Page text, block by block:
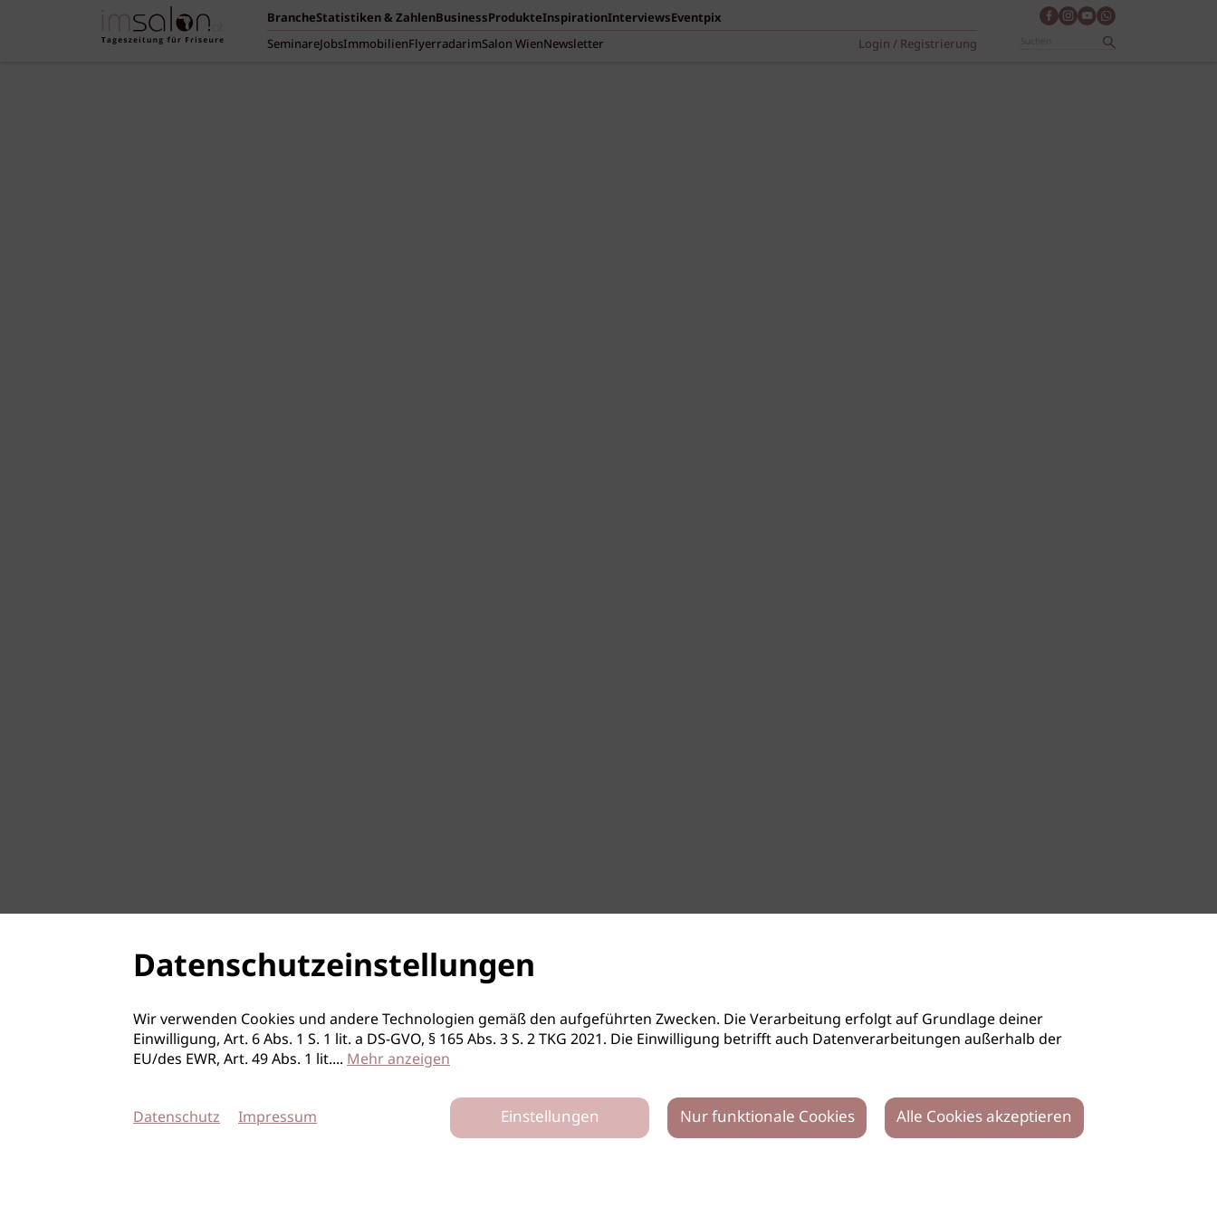
BrancheStatistiken & ZahlenBusinessProdukteInspirationInterviewsEventpix
SeminareJobsImmobilienFlyerradarimSalon WienNewsletter Login / Registrierung
Datenschutzeinstellungen
Wir verwenden Cookies und andere Technologien gemäß den aufgeführten Zwecken. Die Verarbeitung erfolgt auf Grundlage deiner
Einwilligung, Art. 6 Abs. 1 S. 1 lit. a DS-GVO, § 165 Abs. 3 S. 2 TKG 2021. Die Einwilligung betrifft auch Datenverarbeitungen außerhalb der
EU/des EWR, Art. 49 Abs. 1 lit.... Mehr anzeigen
Datenschutz Impressum Einstellungen Nur funktionale Cookies Alle Cookies akzeptieren